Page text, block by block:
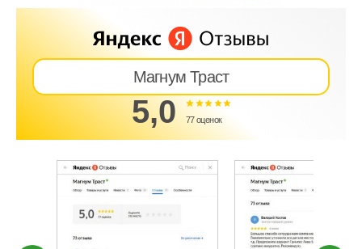
Магнум Траст
5,0 77 оценок